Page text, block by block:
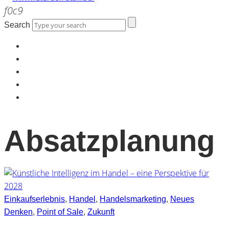
Search
Absatzplanung
Einkaufserlebnis, Handel , Handelsmarketing, Neues
Denken, Point of Sale, Zukunft